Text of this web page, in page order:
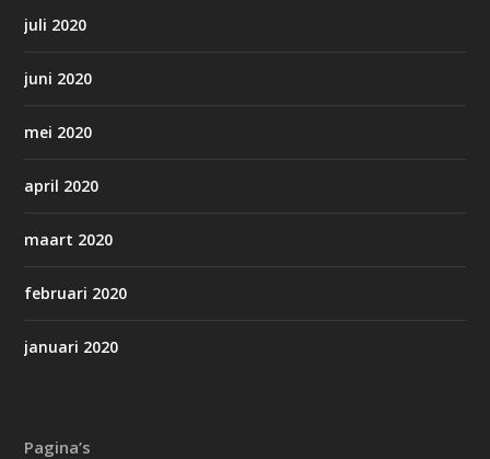
juli 2020
juni 2020
mei 2020
april 2020
maart 2020
februari 2020
januari 2020
Pagina’s